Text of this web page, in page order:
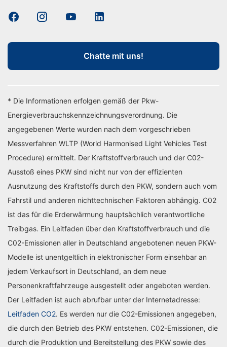
Chatte mit uns!
* Die Informationen erfolgen gemäß der Pkw-
Energieverbrauchskennzeichnungsverordnung. Die
angegebenen Werte wurden nach dem vorgeschrieben
Messverfahren WLTP (World Harmonised Light Vehicles Test
Procedure) ermittelt. Der Kraftstoffverbrauch und der C02-
Ausstoß eines PKW sind nicht nur von der effizienten
Ausnutzung des Kraftstoffs durch den PKW, sondern auch vom
Fahrstil und anderen nichttechnischen Faktoren abhängig. C02
ist das für die Erderwärmung hauptsächlich verantwortliche
Treibgas. Ein Leitfaden über den Kraftstoffverbrauch und die
C02-Emissionen aller in Deutschland angebotenen neuen PKW-
Modelle ist unentgeltlich in elektronischer Form einsehbar an
jedem Verkaufsort in Deutschland, an dem neue
Personenkraftfahrzeuge ausgestellt oder angeboten werden.
Der Leitfaden ist auch abrufbar unter der Internetadresse:
Leitfaden CO2. Es werden nur die C02-Emissionen angegeben,
die durch den Betrieb des PKW entstehen. C02-Emissionen, die
durch die Produktion und Bereitstellung des PKW sowie des